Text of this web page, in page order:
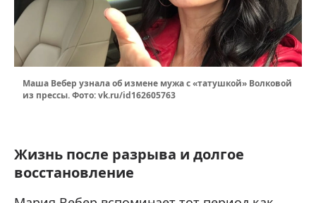
Маша Вебер узнала об измене мужа с «татушкой» Волковой
из прессы. Фото: vk.ru/id162605763
Жизнь после разрыва и долгое
восстановление